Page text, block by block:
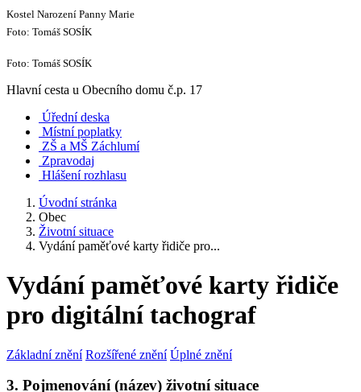
Kostel Narození Panny Marie
Foto: Tomáš SOSÍK
Foto: Tomáš SOSÍK
Hlavní cesta u Obecního domu č.p. 17
Úřední deska
Místní poplatky
ZŠ a MŠ Záchlumí
Zpravodaj
Hlášení rozhlasu
Úvodní stránka
Obec
Životní situace
Vydání paměťové karty řidiče pro...
Vydání paměťové karty řidiče
pro digitální tachograf
Základní znění Rozšířené znění Úplné znění
3. Pojmenování (název) životní situace